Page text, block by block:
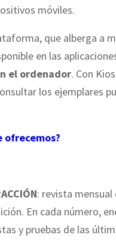
móviles.
que alberga a
en las
el ordenador. Con
los ejemplares
ofrecemos?
: revista
En cada número,
y pruebas de las